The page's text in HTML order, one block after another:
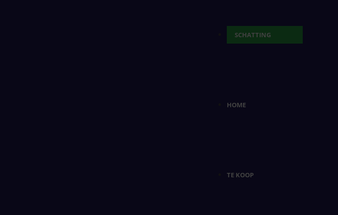
SCHATTING
HOME
TE KOOP